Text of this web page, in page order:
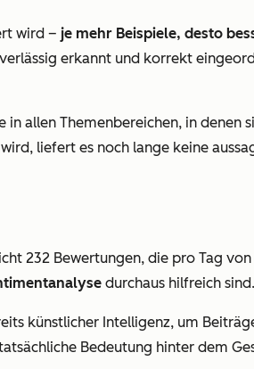
wird – je mehr Beispiele, desto
erkannt und korrekt
allen Themenbereichen, in denen
liefert es noch lange keine
232 Bewertungen, die pro Tag
durchaus hilfreich sind.
künstlicher Intelligenz, um
Bedeutung hinter dem